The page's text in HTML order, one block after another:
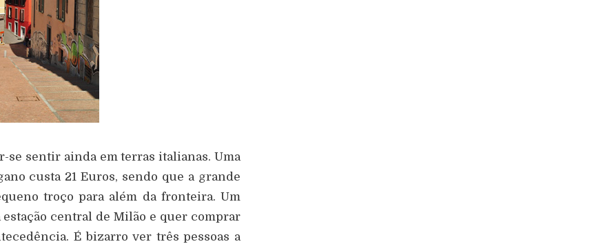
se sentir ainda em terras italianas. Uma
custa 21 Euros, sendo que a grande
troço para além da fronteira. Um
central de Milão e quer comprar
É bizarro ver três pessoas a